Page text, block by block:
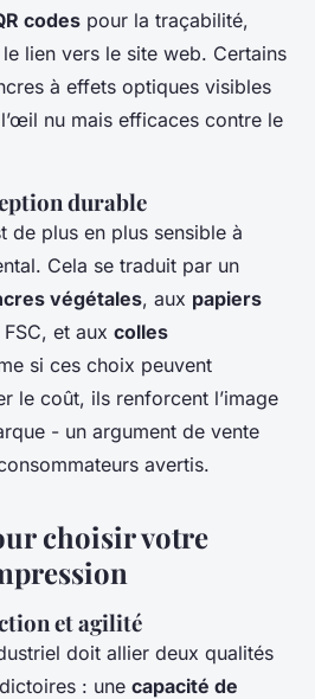
codes pour la traçabilité,
lien vers le site web. Certains
à effets optiques visibles
nu mais efficaces contre le
durable
de plus en plus sensible à
Cela se traduit par un
végétales, aux papiers
et aux colles
si ces choix peuvent
le coût, ils renforcent l’image
- un argument de vente
avertis.
choisir votre
et agilité
doit allier deux qualités
: une capacité de